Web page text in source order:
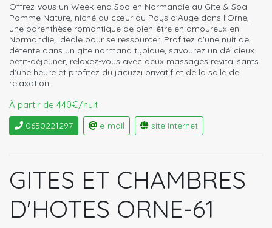
Offrez-vous un Week-end Spa en Normandie au Gîte & Spa
Pomme Nature, niché au cœur du Pays d'Auge dans l'Orne,
une parenthèse romantique de bien-être en amoureux en
Normandie, idéale pour se ressourcer. Profitez d'une nuit de
détente dans un gîte normand typique, savourez un délicieux
petit-déjeuner, relaxez-vous avec deux massages revitalisants
d'une heure et profitez du jacuzzi privatif et de la salle de
relaxation.
À partir de 440€/nuit
0650221297 e-mail site internet
GITES ET CHAMBRES
D'HOTES ORNE-61